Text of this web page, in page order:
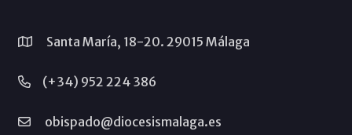
Santa María, 18-20. 29015 Málaga
(+34) 952 224 386
obispado@diocesismalaga.es